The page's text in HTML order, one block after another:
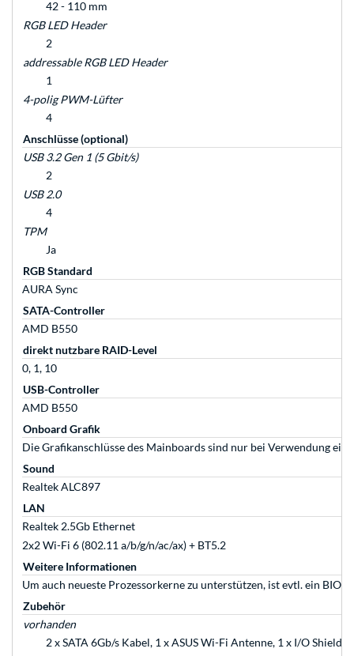
42 - 110 mm
RGB LED Header
2
addressable RGB LED Header
1
4-polig PWM-Lüfter
4
Anschlüsse (optional)
USB 3.2 Gen 1 (5 Gbit/s)
2
USB 2.0
4
TPM
Ja
RGB Standard
AURA Sync
SATA-Controller
AMD B550
direkt nutzbare RAID-Level
0, 1, 10
USB-Controller
AMD B550
Onboard Grafik
Die Grafikanschlüsse des Mainboards sind nur bei Verwendung
Sound
Realtek ALC897
LAN
Realtek 2.5Gb Ethernet
2x2 Wi-Fi 6 (802.11 a/b/g/n/ac/ax) + BT5.2
Weitere Informationen
Um auch neueste Prozessorkerne zu unterstützen, ist evtl. ein
Zubehör
vorhanden
2 x SATA 6Gb/s Kabel, 1 x ASUS Wi-Fi Antenne, 1 x I/O